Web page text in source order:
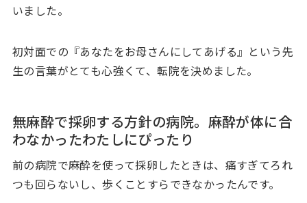
いました。
初対面での『あなたをお母さんにしてあげる』という先
生の言葉がとても心強くて、転院を決めました。
無麻酔で採卵する方針の病院。麻酔が体に合
わなかったわたしにぴったり
前の病院で麻酔を使って採卵したときは、痛すぎてろれ
つも回らないし、歩くことすらできなかったんです。